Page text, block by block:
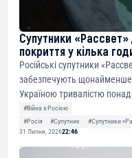
Супутники «Рассвет»
покриття у кілька
Російські супутники
забезпечують щонайменше
Україною тривалістю
#Війна з Росією
#Росія
#Супутник #Супутники
31 Липня, 202622:46